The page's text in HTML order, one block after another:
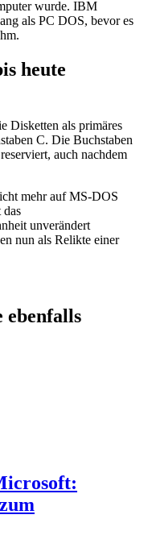
wurde. IBM
als PC DOS, bevor es
heute
Disketten als primäres
C. Die Buchstaben
auch nachdem
mehr auf MS-DOS
das
unverändert
nun als Relikte einer
ebenfalls